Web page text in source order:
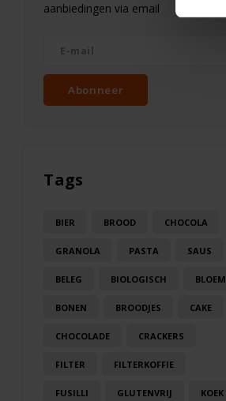
aanbiedingen via email
Abonneer
Tags
BIER BROOD CHOCOLA
GRANOLA PASTA SAUS
BELEG BIOLOGISCH BLOEM
BONEN BROODJES CAKE
CHOCOLADE CRACKERS
FILTER FILTERKOFFIE
FUSILLI GLUTENVRIJ KOEK